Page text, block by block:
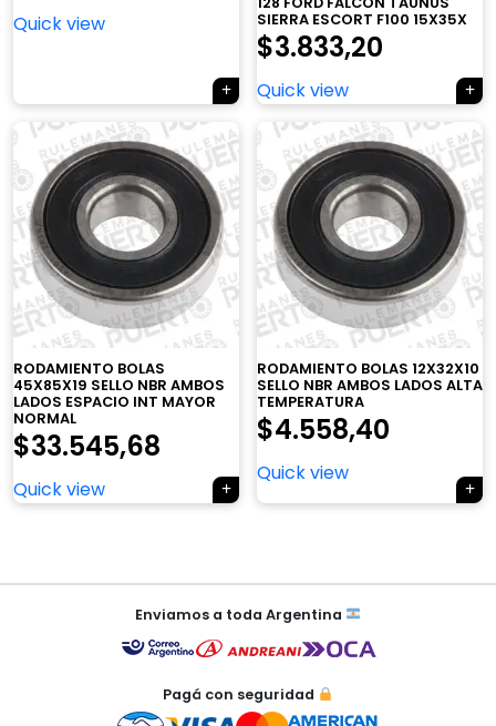
Quick view
SIERRA ESCORT F100 15X35X
$3.833,20
Quick view
RODAMIENTO BOLAS
45X85X19 SELLO NBR AMBOS
LADOS ESPACIO INT MAYOR
NORMAL
$33.545,68
Quick view
RODAMIENTO BOLAS 12X32X10
SELLO NBR AMBOS LADOS ALTA
TEMPERATURA
$4.558,40
Quick view
entradas
Enviamos a toda Argentina
Pagá con seguridad
×
Tu carrito está vacío.